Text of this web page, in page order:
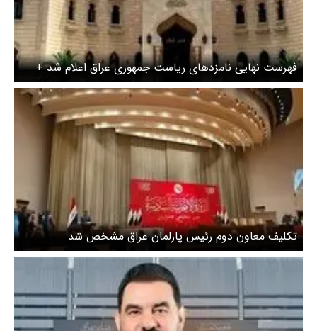
فهرست نهایی نامزدهای ریاست جمهوری عراق اعلام شد +
اسامی
تکلیف معاون دوم رئیس پارلمان عراق مشخص شد